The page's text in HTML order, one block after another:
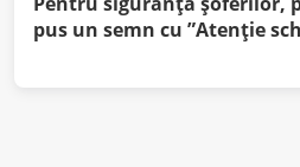
pus un semn cu ”Atenție